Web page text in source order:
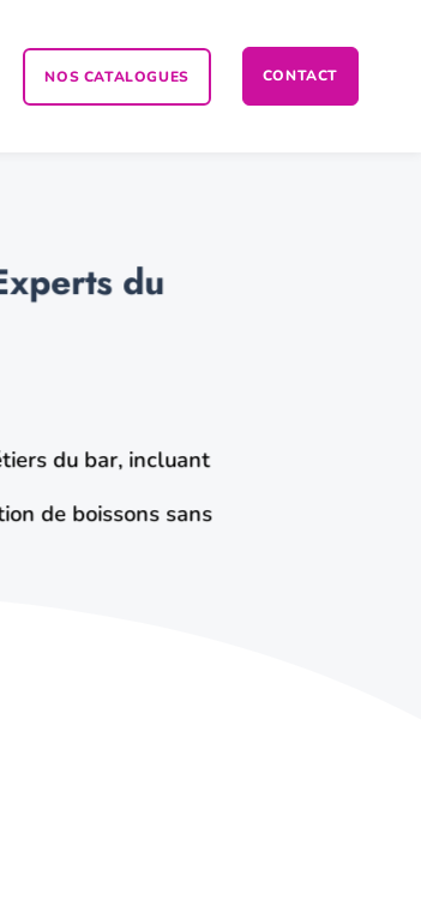
NOS CATALOGUES CONTACT
du
du bar, incluant
de boissons sans